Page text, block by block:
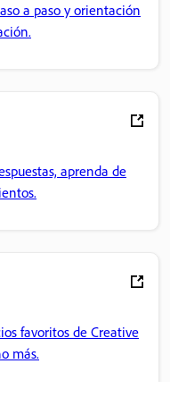
a paso y orientación
aprenda de
favoritos de Creative
más.